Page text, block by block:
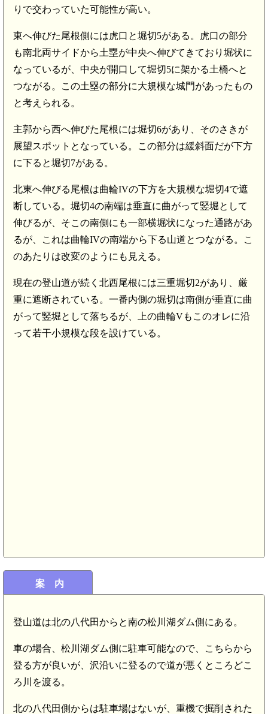
りで交わっていた可能性が高い。
東へ伸びた尾根側には虎口と堀切5がある。虎口の部分
も南北両サイドから土塁が中央へ伸びてきており堀状に
なっているが、中央が開口して堀切5に架かる土橋へと
つながる。この土塁の部分に大規模な城門があったもの
と考えられる。
主郭から西へ伸びた尾根には堀切6があり、そのさきが
展望スポットとなっている。この部分は緩斜面だが下方
に下ると堀切7がある。
北東へ伸びる尾根は曲輪IVの下方を大規模な堀切4で遮
断している。堀切4の南端は垂直に曲がって竪堀として
伸びるが、そこの南側にも一部横堀状になった通路があ
るが、これは曲輪IVの南端から下る山道とつながる。こ
のあたりは改変のようにも見える。
現在の登山道が続く北西尾根には三重堀切2があり、厳
重に遮断されている。一番内側の堀切は南側が垂直に曲
がって竪堀として落ちるが、上の曲輪Vもこのオレに沿
って若干小規模な段を設けている。
案 内
登山道は北の八代田からと南の松川湖ダム側にある。
車の場合、松川湖ダム側に駐車可能なので、こちらから
登る方が良いが、沢沿いに登るので道が悪くところどこ
ろ川を渡る。
北の八代田側からは駐車場はないが、重機で掘削された